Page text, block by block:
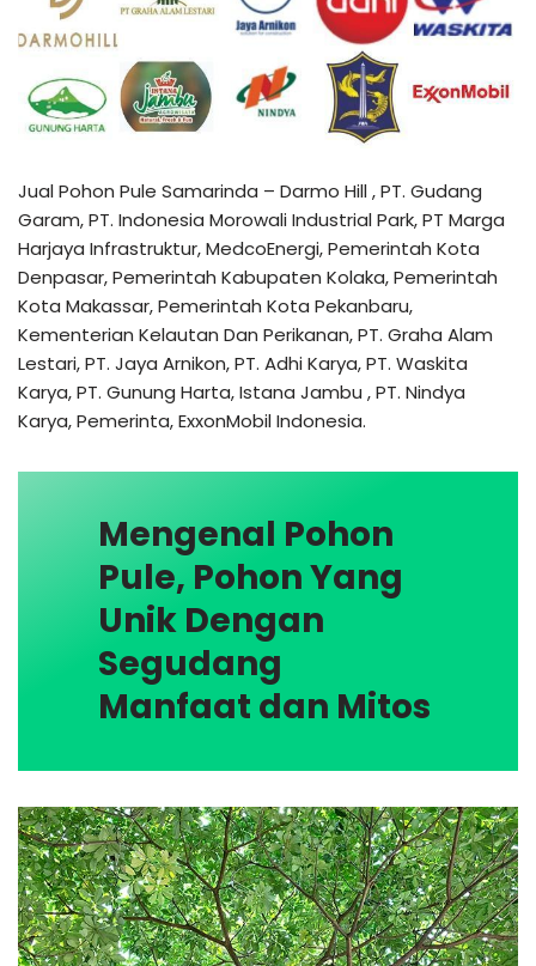
Jual Pohon Pule Samarinda – Darmo Hill , PT. Gudang
Garam, PT. Indonesia Morowali Industrial Park, PT Marga
Harjaya Infrastruktur, MedcoEnergi, Pemerintah Kota
Denpasar, Pemerintah Kabupaten Kolaka, Pemerintah
Kota Makassar, Pemerintah Kota Pekanbaru,
Kementerian Kelautan Dan Perikanan, PT. Graha Alam
Lestari, PT. Jaya Arnikon, PT. Adhi Karya, PT. Waskita
Karya, PT. Gunung Harta, Istana Jambu , PT. Nindya
Karya, Pemerinta, ExxonMobil Indonesia.
Mengenal Pohon
Pule, Pohon Yang
Unik Dengan
Segudang
Manfaat dan Mitos